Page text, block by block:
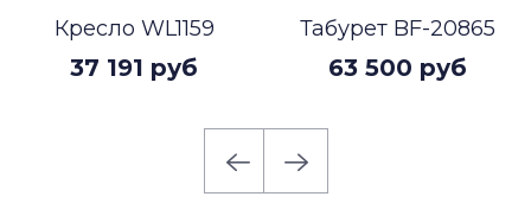
Кресло WL1159
37 191 руб
Табурет BF-20865
63 500 руб